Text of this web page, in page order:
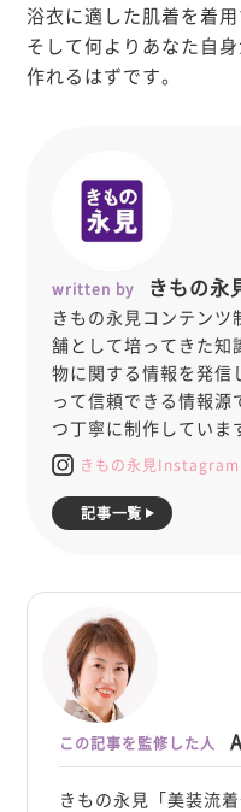
浴衣に適した肌着を着
そして何よりあなた自
作れるはずです。
written by きもの永
きもの永見コンテン
舗として培ってきた知
物に関する情報を発信
って信頼できる情報源
つ丁寧に制作していま
きもの永見Instagram
記事一覧
この記事を監修した人
きもの永見「美装流